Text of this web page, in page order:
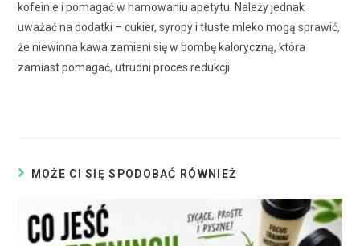
kofeinie i pomagać w hamowaniu apetytu. Należy jednak
uważać na dodatki – cukier, syropy i tłuste mleko mogą sprawić,
że niewinna kawa zamieni się w bombę kaloryczną, która
zamiast pomagać, utrudni proces redukcji.
MOŻE CI SIĘ SPODOBAĆ RÓWNIEŻ